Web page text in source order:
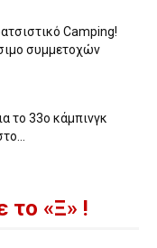
Camping!
συμμετοχών
το 33ο κάμπινγκ
το «Ξ» !